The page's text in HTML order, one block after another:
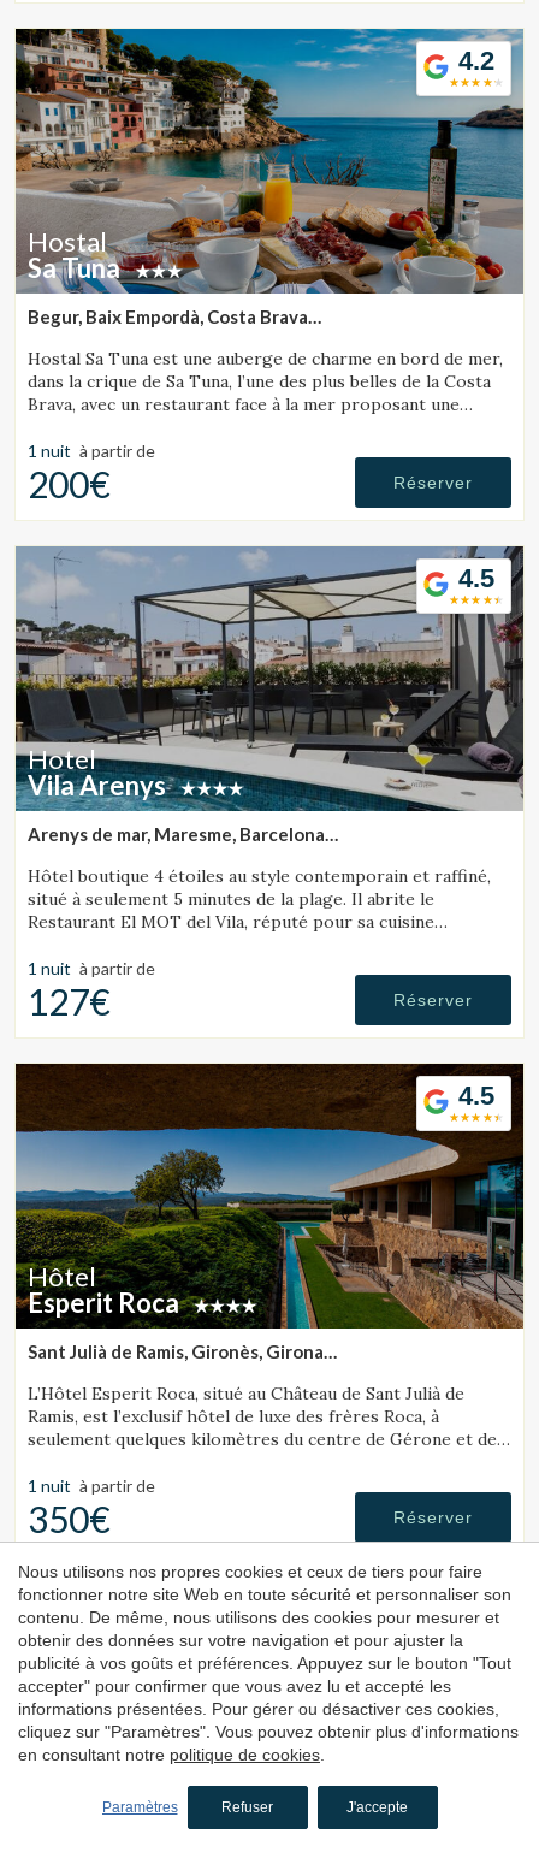
4.2
Hostal
Sa Tuna
Begur, Baix Empordà, Costa Brava
Hostal Sa Tuna est une auberge de charme en bord de mer,
dans la crique de Sa Tuna, l’une des plus belles de la Costa
Brava, avec un restaurant face à la mer proposant une
1 nuit à partir de
200€ Réserver
4.5
Hotel
Vila Arenys
Arenys de mar, Maresme, Barcelona
Hôtel boutique 4 étoiles au style contemporain et raffiné,
situé à seulement 5 minutes de la plage. Il abrite le
Restaurant El MOT del Vila, réputé pour sa cuisine
1 nuit à partir de
127€ Réserver
4.5
Hôtel
Esperit Roca
Sant Julià de Ramis, Gironès, Girona
L’Hôtel Esperit Roca, situé au Château de Sant Julià de
Ramis, est l’exclusif hôtel de luxe des frères Roca, à
seulement quelques kilomètres du centre de Gérone et de
1 nuit à partir de
350€ Réserver
4.1
Les Illes
Nous utilisons nos propres cookies et ceux de tiers pour faire
fonctionner notre site Web en toute sécurité et personnaliser son
contenu. De même, nous utilisons des cookies pour mesurer et
obtenir des données sur votre navigation et pour ajuster la
publicité à vos goûts et préférences. Appuyez sur le bouton "Tout
accepter" pour confirmer que vous avez lu et accepté les
informations présentées. Pour gérer ou désactiver ces cookies,
cliquez sur "Paramètres". Vous pouvez obtenir plus d'informations
en consultant notre politique de cookies
Paramètres Refuser J'accepte